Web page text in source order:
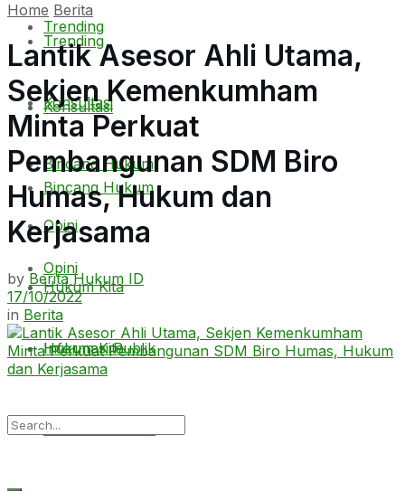
Trending
Konsultasi
Bincang Hukum
Opini
Hukum Kita
Informasi Publik
Trending
Konsultasi
Bincang Hukum
Opini
Hukum Kita
Informasi Publik
Home Berita
Lantik Asesor Ahli Utama,
Sekjen Kemenkumham
Minta Perkuat
Pembangunan SDM Biro
Humas, Hukum dan
Kerjasama
by Berita Hukum ID
17/10/2022
in Berita